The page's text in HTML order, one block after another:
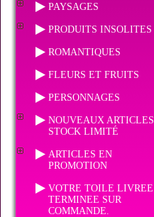
PAYSAGES
PRODUITS INSOLITES
ROMANTIQUES
FLEURS ET FRUITS
PERSONNAGES
NOUVEAUX ARTICLES
STOCK LIMITÉ
ARTICLES EN
PROMOTION
VOTRE TOILE LIVREE
TERMINEE SUR
COMMANDE.